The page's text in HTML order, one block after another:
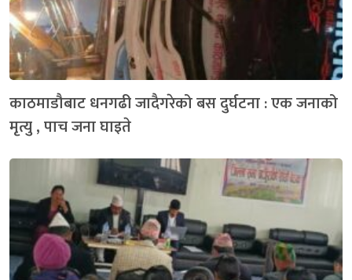
काठमाडौबाट धनगढी जादैगरेको बस दुर्घटना : एक जनाको
मृत्यु , पाच जना घाइते